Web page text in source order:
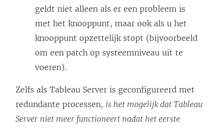
geldt niet alleen als er een probleem is
met het knooppunt, maar ook als u het
knooppunt opzettelijk stopt (bijvoorbeeld
om een patch op systeemniveau uit te
voeren).
Zelfs als Tableau Server is geconfigureerd met
redundante processen, is het mogelijk dat Tableau
Server niet meer functioneert nadat het eerste